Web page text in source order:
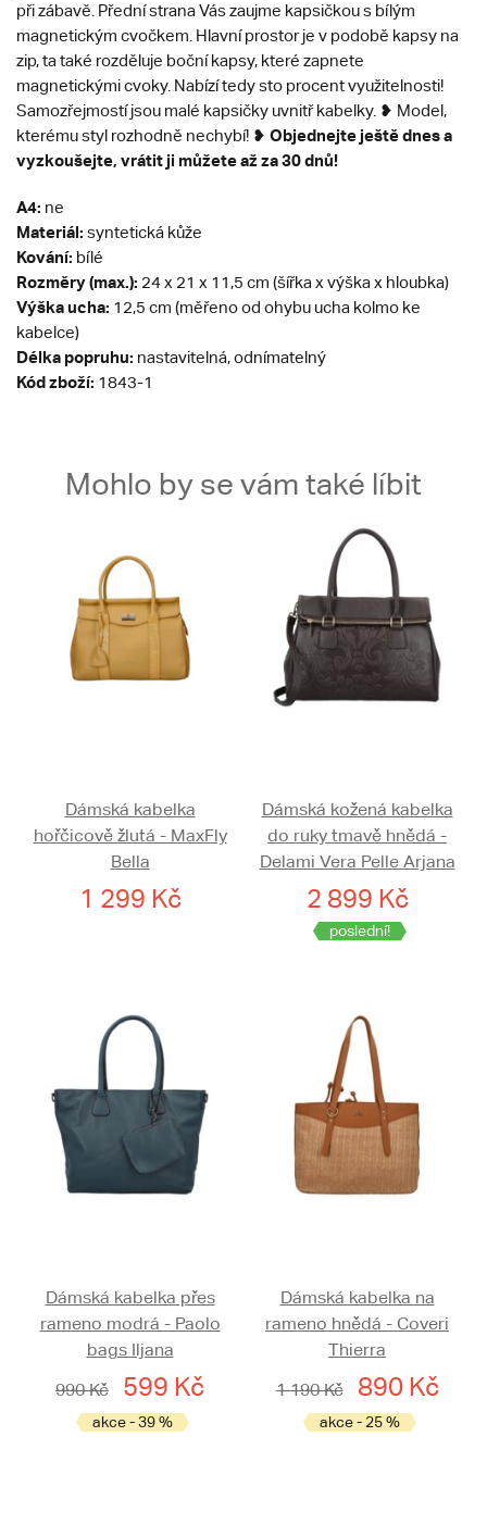
při zábavě. Přední strana Vás zaujme kapsičkou s bílým
magnetickým cvočkem. Hlavní prostor je v podobě kapsy na
zip, ta také rozděluje boční kapsy, které zapnete
magnetickými cvoky. Nabízí tedy sto procent využitelnosti!
Samozřejmostí jsou malé kapsičky uvnitř kabelky. ❥ Model,
kterému styl rozhodně nechybí! ❥ Objednejte ještě dnes a
vyzkoušejte, vrátit ji můžete až za 30 dnů!
A4: ne
Materiál: syntetická kůže
Kování: bílé
Rozměry (max.): 24 x 21 x 11,5 cm (šířka x výška x hloubka)
Výška ucha: 12,5 cm (měřeno od ohybu ucha kolmo ke
kabelce)
Délka popruhu: nastavitelná, odnímatelný
Kód zboží: 1843-1
Mohlo by se vám také líbit
Dámská kabelka
hořčicově žlutá - MaxFly
Bella
1 299 Kč
Dámská kožená kabelka
do ruky tmavě hnědá -
Delami Vera Pelle Arjana
2 899 Kč
poslední!
Dámská kabelka přes
rameno modrá - Paolo
bags Iljana
990 Kč
599 Kč
akce - 39 %
Dámská kabelka na
rameno hnědá - Coveri
Thierra
1 190 Kč
890 Kč
akce - 25 %